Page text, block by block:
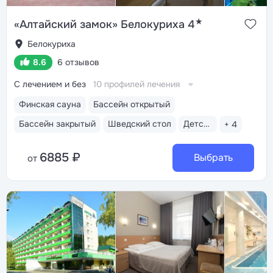
«Алтайский замок» Белокуриха 4★
Белокуриха
8.6
6 отзывов
Финская сауна
Бассейн открытый
Бассейн закрытый
Шведский стол Детская анимация + 4
С лечением и без 10 профилей лечения
от 6885 ₽ Выбрать